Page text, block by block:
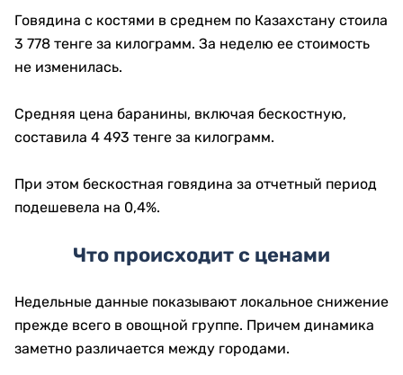
Говядина с костями в среднем по Казахстану стоила
3 778 тенге за килограмм. За неделю ее стоимость
не изменилась.
Средняя цена баранины, включая бескостную,
составила 4 493 тенге за килограмм.
При этом бескостная говядина за отчетный период
подешевела на 0,4%.
Что происходит с ценами
Недельные данные показывают локальное снижение
прежде всего в овощной группе. Причем динамика
заметно различается между городами.